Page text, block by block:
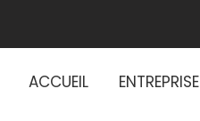
ACCUEIL ENTREPRISE